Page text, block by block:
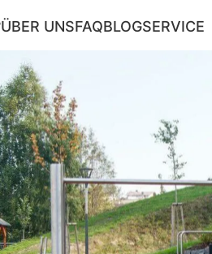
ÜBER UNSFAQBLOGSERVICE